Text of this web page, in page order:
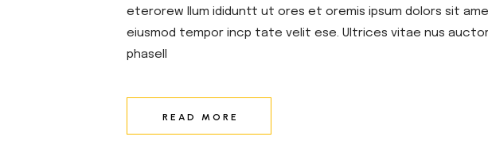
eterorew llum ididuntt ut ores et oremis ipsum dolors sit
eiusmod tempor incp tate velit ese. Ultrices vitae nus
phasell
READ MORE